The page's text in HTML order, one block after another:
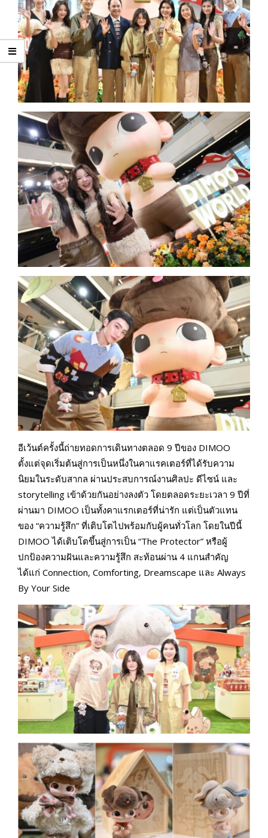
อีเว้นต์ครั้งนี้ถ่ายทอดการเดินทางตลอด 9 ปีของ DIMOO
ตั้งแต่จุดเริ่มต้นสู่การเป็นหนึ่งในคาแรคเตอร์ที่ได้รับความ
นิยมในระดับสากล ผ่านประสบการณ์งานศิลปะ ดีไซน์ และ
storytelling เข้าด้วยกันอย่างลงตัว โดยตลอดระยะเวลา 9 ปีที่
ผ่านมา DIMOO เป็นทั้งคาแรกเตอร์ที่น่ารัก แต่เป็นตัวแทน
ของ “ความรู้สึก” ที่เติบโตไปพร้อมกับผู้คนทั่วโลก โดยในปีนี้
DIMOO ได้เติบโตขึ้นสู่การเป็น “The Protector” หรือผู้
ปกป้องความฝันและความรู้สึก สะท้อนผ่าน 4 แกนสำคัญ
ได้แก่ Connection, Comforting, Dreamscape และ Always
By Your Side